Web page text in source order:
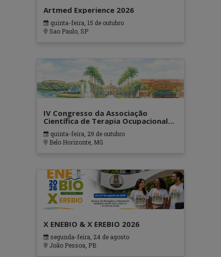
Artmed Experience 2026
quinta-feira, 15 de outubro
Sao Paulo, SP
IV Congresso da Associação
Científica de Terapia Ocupacional
em Contextos Hospitalares e
Cuidados Paliativos - ATOHOSP
quinta-feira, 29 de outubro
Belo Horizonte, MG
X ENEBIO & X EREBIO 2026
segunda-feira, 24 de agosto
João Pessoa, PB